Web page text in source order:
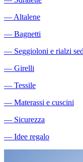
―Altalene
― Bagnetti
― Seggioloni e rialzi
― Girelli
― Tessile
― Materassi e cuscini
― Sicurezza
― Idee regalo